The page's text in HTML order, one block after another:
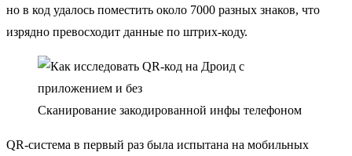
но в код удалось поместить около 7000 разных знаков, что
изрядно превосходит данные по штрих-коду.
Сканирование закодированной инфы телефоном
QR-система в первый раз была испытана на мобильных